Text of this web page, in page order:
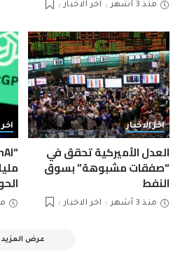
منذ 3 أشهر اخر الاخبار
اخر الاخبار
العدل الأميركية تحقق في
“صفقات مشبوهة” بسوق
النفط
منذ 3 أشهر اخر الاخبار
اخر
عرض المزيد